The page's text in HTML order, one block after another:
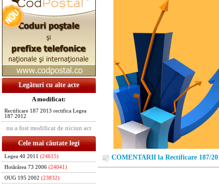
Legături cu alte acte
A modificat:
Rectificare 187 2013 rectifica Legea
187 2012
nu a fost modificat de niciun act
Cele mai căutate legi
Legea 40 2011 (24615)
Hotărârea 73 2006 (24041)
OUG 195 2002 (23832)
COMENTARII la Rectificare 187/